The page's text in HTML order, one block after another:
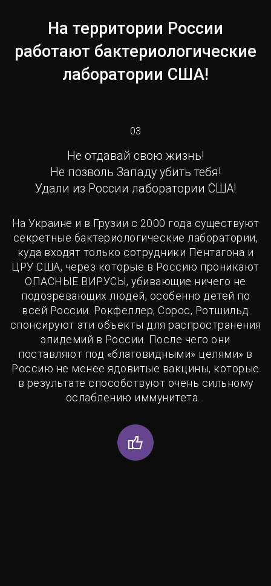
На территории России
работают бактериологические
лаборатории США!
03
Не отдавай свою жизнь!
Не позволь Западу убить тебя!
Удали из России лаборатории США!
На Украине и в Грузии с 2000 года существуют
секретные бактериологические лаборатории,
куда входят только сотрудники Пентагона и
ЦРУ США, через которые в Россию проникают
ОПАСНЫЕ ВИРУСЫ, убивающие ничего не
подозревающих людей, особенно детей по
всей России. Рокфеллер, Сорос, Ротшильд
спонсируют эти объекты для распространения
эпидемий в России. После чего они
поставляют под «благовидными» целями» в
Россию не менее ядовитые вакцины, которые
в результате способствуют очень сильному
ослаблению иммунитета.